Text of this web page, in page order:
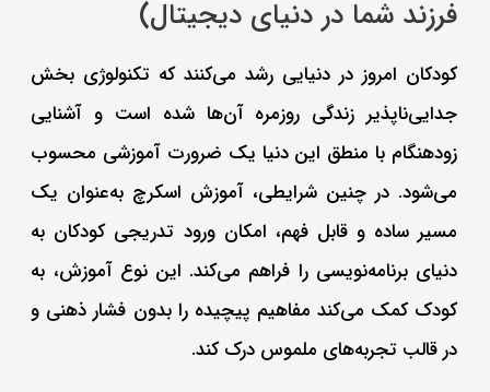
فرزند شما در دنیای دیجیتال)
کودکان امروز در دنیایی رشد می‌کنند که تکنولوژی بخش
جدایی‌ناپذیر زندگی روزمره آن‌ها شده است و آشنایی
زودهنگام با منطق این دنیا یک ضرورت آموزشی محسوب
می‌شود. در چنین شرایطی، آموزش اسکرچ به‌عنوان یک
مسیر ساده و قابل فهم، امکان ورود تدریجی کودکان به
دنیای برنامه‌نویسی را فراهم می‌کند. این نوع آموزش، به
کودک کمک می‌کند مفاهیم پیچیده را بدون فشار ذهنی و
در قالب تجربه‌های ملموس درک کند.